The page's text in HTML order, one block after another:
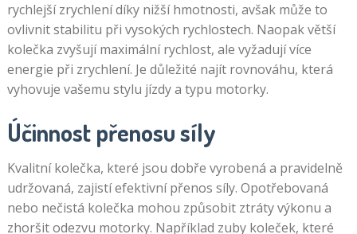
rychlejší zrychlení díky nižší hmotnosti, avšak může to
ovlivnit stabilitu při vysokých rychlostech. Naopak větší
kolečka zvyšují maximální rychlost, ale vyžadují více
energie při zrychlení. Je důležité najít rovnováhu, která
vyhovuje vašemu stylu jízdy a typu motorky.
Účinnost přenosu síly
Kvalitní kolečka, které jsou dobře vyrobená a pravidelně
udržovaná, zajistí efektivní přenos síly. Opotřebovaná
nebo nečistá kolečka mohou způsobit ztráty výkonu a
zhoršit odezvu motorky. Například zuby koleček, které